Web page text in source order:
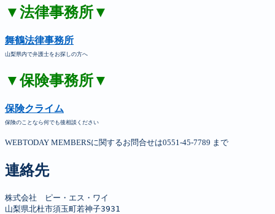
▼法律事務所▼
舞鶴法律事務所
山梨県内で弁護士をお探しの方へ
▼保険事務所▼
保険クライム
保険のことなら何でも後相談ください
WEBTODAY MEMBERSに関するお問合せは0551-45-7789 まで
連絡先
株式会社　ピー・エス・ワイ
山梨県北杜市須玉町若神子3931